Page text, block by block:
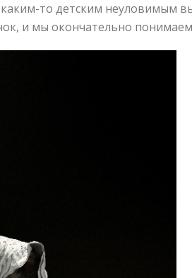
то детским неуловимым
и мы окончательно